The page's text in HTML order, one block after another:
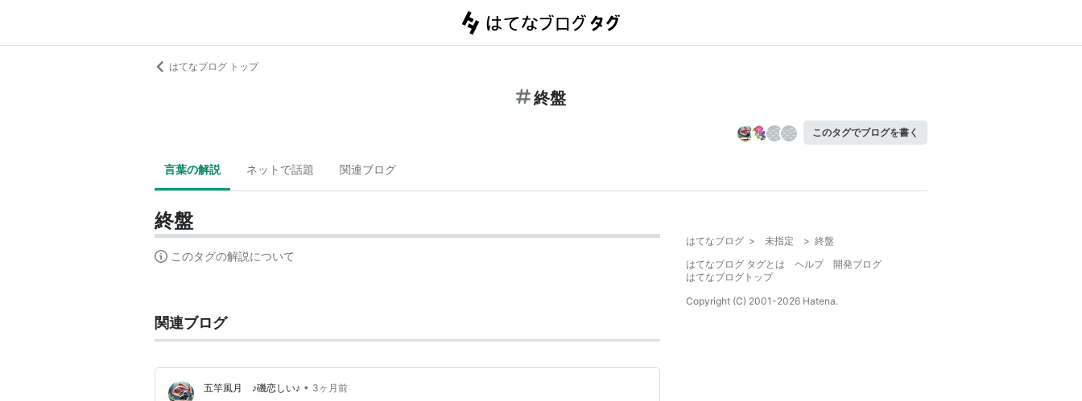
はてなブログ トップ
終盤
このタグでブログを書く
言葉の解説 ネットで話題 関連ブログ
終盤
このタグの解説について
関連ブログ
五竿風月 ♪磯恋しい♪ • 3ヶ月前
はてなブログ > 未指定 > 終盤
はてなブログ タグとは
ヘルプ
開発ブログ
はてなブログトップ
Copyright (C) 2001-2026 Hatena.